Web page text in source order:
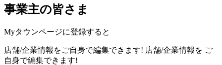
事業主の皆さま
Myタウンページに登録すると
店舗/企業情報をご自身で編集できます! 店舗/企業情報を ご
自身で編集できます!